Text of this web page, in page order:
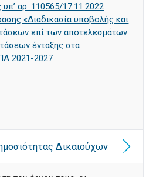
αρ. 110565/17.11.2022
«Διαδικασία υποβολής και
επί των αποτελεσμάτων
ένταξης στα
2021-2027
Δικαιούχων